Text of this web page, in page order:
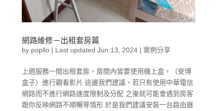
網路維修－出租套房篇
by popllo| Last updated Jun 13, 2024| 案例分享
上週服務一間出租套房，房間內皆要使用機上盒，（安博
盒子）進行觀看影片 這邊我們建議，若只有使用中華電信
網路而不進行網路速度限制及分配 之後就可能會遇到房客
跟你反映網路不順暢等情形 於是我們建議安裝一台路由器